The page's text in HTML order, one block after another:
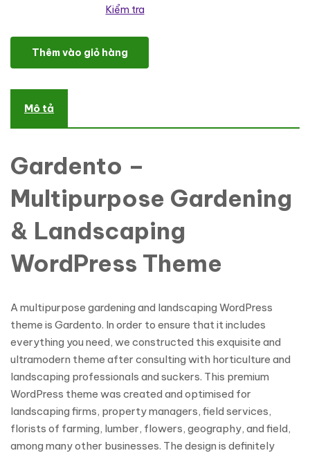
Kiểm tra
Gardento - Multipurpose Gardening & Landscaping WordPress
Thêm vào giỏ hàng
Mô tả
Gardento –
Multipurpose Gardening
& Landscaping
WordPress Theme
A multipurpose gardening and landscaping WordPress
theme is Gardento. In order to ensure that it includes
everything you need, we constructed this exquisite and
ultramodern theme after consulting with horticulture and
landscaping professionals and suckers. This premium
WordPress theme was created and optimised for
landscaping firms, property managers, field services,
florists of farming, lumber, flowers, geography, and field,
among many other businesses. The design is definitely